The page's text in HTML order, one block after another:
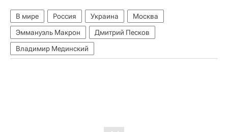
В мире Россия Украина
Москва
Эммануэль Макрон
Дмитрий Песков
Владимир Мединский